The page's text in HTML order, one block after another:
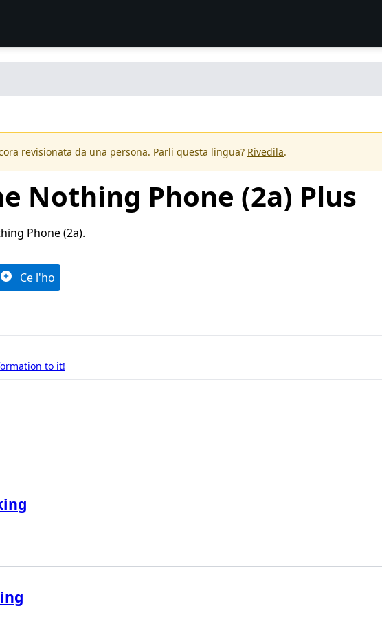
revisionata da una persona. Parli questa lingua? Rivedila.
Nothing Phone (2a) Plus
Phone (2a).
Ce l'ho
to it!